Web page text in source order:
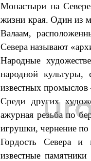
Монастыри на
жизни края. Один из
Валаам,
Севера называют
Народные
народной культуры,
известных
Среди других
ажурная резьба по
игрушки, чернение по
Гордость Севера и
известные